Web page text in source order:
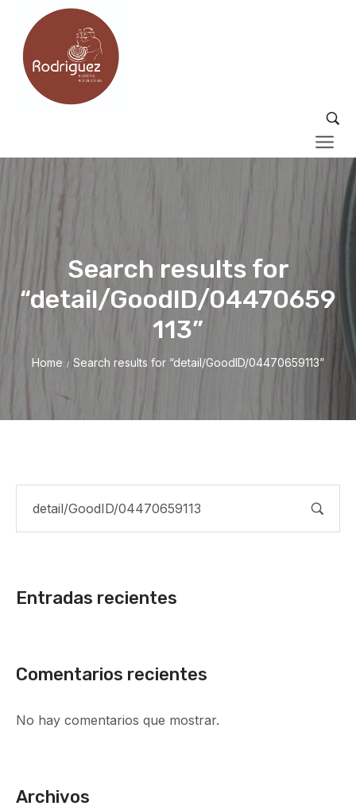
Search results for
“detail/GoodID/04470659
113”
Home / Search results for “detail/GoodID/04470659113”
Entradas recientes
Comentarios recientes
No hay comentarios que mostrar.
Archivos